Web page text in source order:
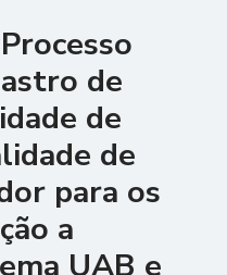
de
de
de
para os
a
UAB e